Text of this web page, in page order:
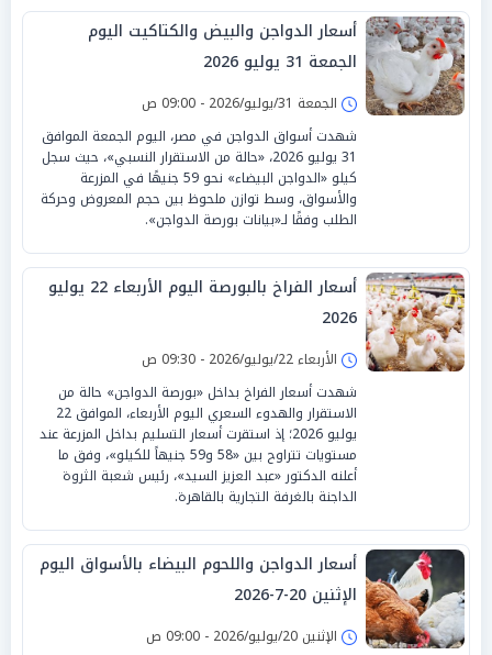
أسعار الدواجن والبيض والكتاكيت اليوم
الجمعة 31 يوليو 2026
الجمعة 31/يوليو/2026 - 09:00 ص
شهدت أسواق الدواجن في مصر، اليوم الجمعة الموافق
31 يوليو 2026، «حالة من الاستقرار النسبي»، حيث سجل
كيلو «الدواجن البيضاء» نحو 59 جنيهًا في المزرعة
والأسواق، وسط توازن ملحوظ بين حجم المعروض وحركة
الطلب وفقًا لـ«بيانات بورصة الدواجن».
أسعار الفراخ بالبورصة اليوم الأربعاء 22 يوليو
2026
الأربعاء 22/يوليو/2026 - 09:30 ص
شهدت أسعار الفراخ بداخل «بورصة الدواجن» حالة من
الاستقرار والهدوء السعري اليوم الأربعاء، الموافق 22
يوليو 2026؛ إذ استقرت أسعار التسليم بداخل المزرعة عند
مستويات تتراوح بين «58 و59 جنيهاً للكيلو»، وفق ما
أعلنه الدكتور «عبد العزيز السيد»، رئيس شعبة الثروة
الداجنة بالغرفة التجارية بالقاهرة.
أسعار الدواجن واللحوم البيضاء بالأسواق اليوم
الإثنين 20-7-2026
الإثنين 20/يوليو/2026 - 09:00 ص